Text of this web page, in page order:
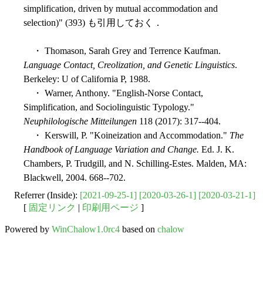
simplification, driven by mutual accommodation and
selection)" (393) も引用しておく．
・ Thomason, Sarah Grey and Terrence Kaufman.
Language Contact, Creolization, and Genetic Linguistics.
Berkeley: U of California P, 1988.
・ Warner, Anthony. "English-Norse Contact,
Simplification, and Sociolinguistic Typology."
Neuphilologische Mitteilungen 118 (2017): 317--404.
・ Kerswill, P. "Koineization and Accommodation." The
Handbook of Language Variation and Change. Ed. J. K.
Chambers, P. Trudgill, and N. Schilling-Estes. Malden, MA:
Blackwell, 2004. 668--702.
Referrer (Inside): [2021-09-25-1] [2020-03-26-1] [2020-03-21-1]
[ 固定リンク | 印刷用ページ ]
Powered by WinChalow1.0rc4 based on chalow